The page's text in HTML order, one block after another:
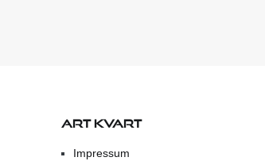
ART KVART
Impressum